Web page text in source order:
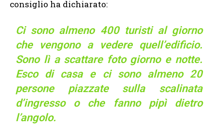
consiglio ha dichiarato:
Ci sono almeno 400 turisti al giorno
che vengono a vedere quell’edificio.
Sono lì a scattare foto giorno e notte.
Esco di casa e ci sono almeno 20
persone piazzate sulla scalinata
d’ingresso o che fanno pipì dietro
l’angolo.